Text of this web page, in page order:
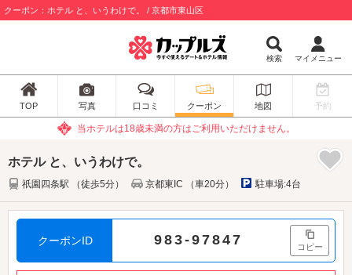
クーポン：ホテル と、いうわけで。 / 京都市東山区
検索 マイメニュー
TOP 写真 口コミ クーポン 地図 予約
当ホテルは18歳未満の方はご利用いただけません。
ホテル と、いうわけで。
祇園四条駅 （徒歩5分） 京都東IC （車20分） 駐車場:4台
クーポンID 983-97847 コピー